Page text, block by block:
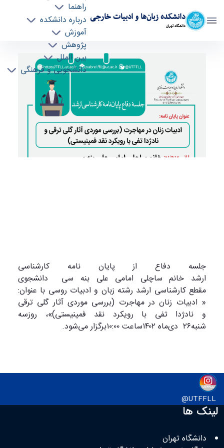
دانشکده زبان‌ها و ادبیات خارجی
دانشگاه تهران
راهنما
درباره دانشکده
آموزش
پژوهش
بین الملل
دانشجویی و فرهنگی
خانم ساچلی امامی علی بنه سی - ffll- دانشکده
زبانها و ادبیات خارجی
جلسه دفاع از پایان نامه کارشناسی
ارشد خانم ساچلی امامی علی بنه سی دانشجوی
مقطع کارشناسی ارشد رشته زبان و ادبیات روسی با عنوان:
« ادبیات زنان در مهاجرت (بررسی موردی آثار گلی ترقی
و نادژدا تفی با رویکرد نقد فمینیستی)»، روزسه
شنبه۲۶ دی‌ماه ۱۴۰۲ساعت ۱۰:۰۰برگزار می‌شود .
UTFFLL@
لینک ها
دانشگاه تهران